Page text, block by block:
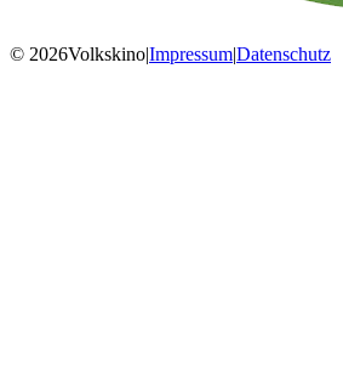
© 2026Volkskino|Impressum|Datenschutz